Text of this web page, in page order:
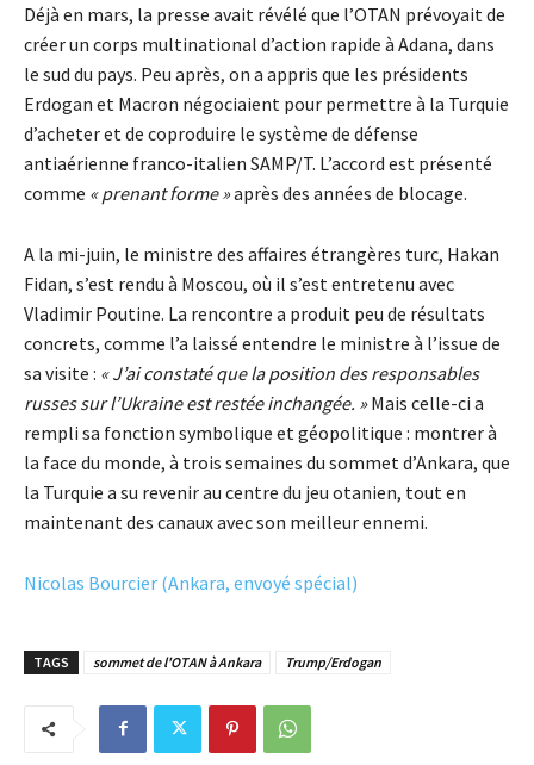
Déjà en mars, la presse avait révélé que l’OTAN prévoyait de
créer un corps multinational d’action rapide à Adana, dans
le sud du pays. Peu après, on a appris que les présidents
Erdogan et Macron négociaient pour permettre à la Turquie
d’acheter et de coproduire le système de défense
antiaérienne franco-italien SAMP/T. L’accord est présenté
comme « prenant forme »après des années de blocage.
A la mi-juin, le ministre des affaires étrangères turc, Hakan
Fidan, s’est rendu à Moscou, où il s’est entretenu avec
Vladimir Poutine. La rencontre a produit peu de résultats
concrets, comme l’a laissé entendre le ministre à l’issue de
sa visite : « J’ai constaté que la position des responsables
russes sur l’Ukraine est restée inchangée. »Mais celle-ci a
rempli sa fonction symbolique et géopolitique : montrer à
la face du monde, à trois semaines du sommet d’Ankara, que
la Turquie a su revenir au centre du jeu otanien, tout en
maintenant des canaux avec son meilleur ennemi.
Nicolas Bourcier (Ankara, envoyé spécial)
TAGS sommet de l'OTAN à Ankara Trump/Erdogan